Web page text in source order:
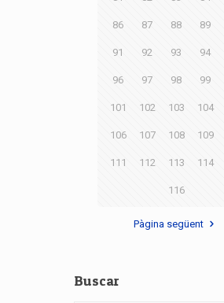
86 87 88 89
91 92 93 94
96 97 98 99
101 102 103 104
106 107 108 109
111 112 113 114
116
Pàgina següent
Buscar